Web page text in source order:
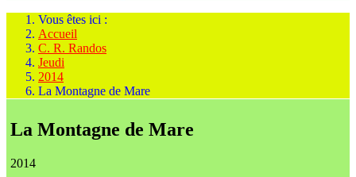
Vous êtes ici :
Accueil
C. R. Randos
Jeudi
2014
La Montagne de Mare
La Montagne de Mare
2014